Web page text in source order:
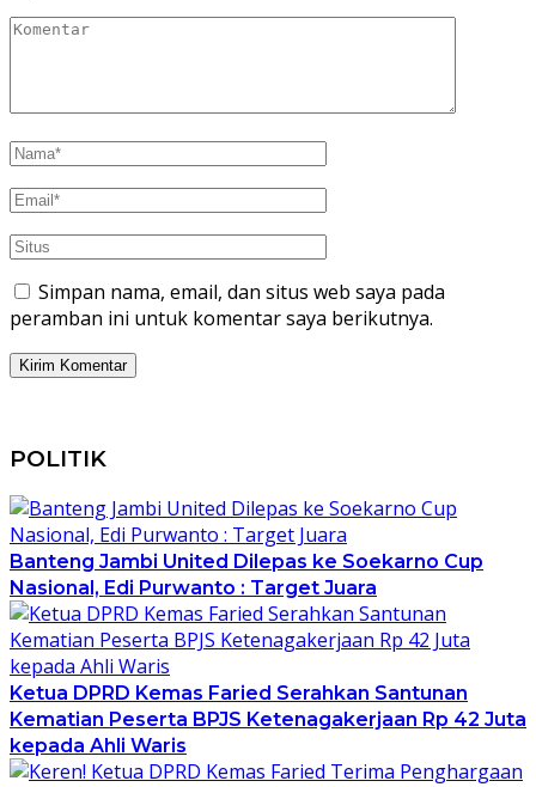
Simpan nama, email, dan situs web saya pada
peramban ini untuk komentar saya berikutnya.
POLITIK
Banteng Jambi United Dilepas ke Soekarno Cup
Nasional, Edi Purwanto : Target Juara
Ketua DPRD Kemas Faried Serahkan Santunan
Kematian Peserta BPJS Ketenagakerjaan Rp 42 Juta
kepada Ahli Waris